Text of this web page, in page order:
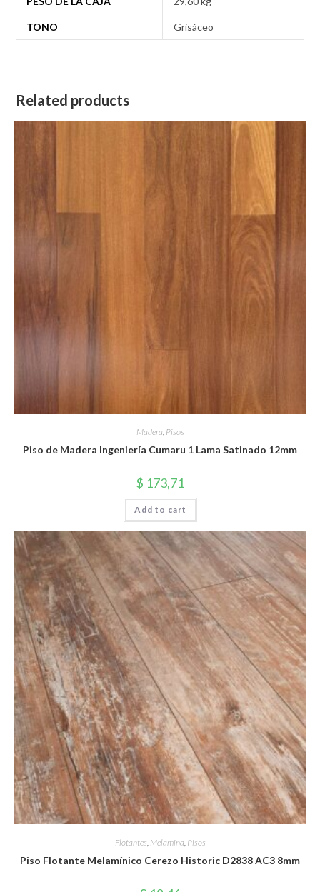
TONO Grisáceo
Related products
Madera, Pisos
Piso de Madera Ingeniería Cumaru 1 Lama Satinado 12mm
$ 173,71
Add to cart
Flotantes, Melamina, Pisos
Piso Flotante Melamínico Cerezo Historic D2838 AC3 8mm